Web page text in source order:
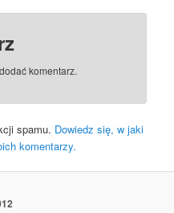
komentarz.
spamu. Dowiedz się, w jaki
komentarzy.